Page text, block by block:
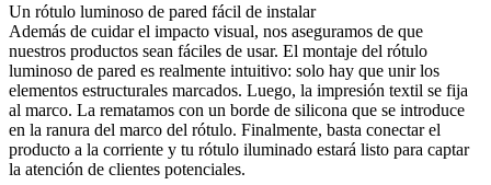
Un rótulo luminoso de pared fácil de instalar
Además de cuidar el impacto visual, nos aseguramos de que
nuestros productos sean fáciles de usar. El montaje del rótulo
luminoso de pared es realmente intuitivo: solo hay que unir los
elementos estructurales marcados. Luego, la impresión textil se fija
al marco. La rematamos con un borde de silicona que se introduce
en la ranura del marco del rótulo. Finalmente, basta conectar el
producto a la corriente y tu rótulo iluminado estará listo para captar
la atención de clientes potenciales.